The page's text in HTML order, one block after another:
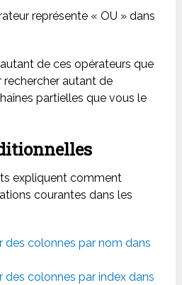
représente « OU » dans
autant de ces opérateurs que
autant de
partielles que vous le
expliquent comment
courantes dans les
colonnes par nom dans
colonnes par index dans